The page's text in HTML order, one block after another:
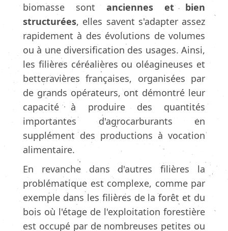
biomasse sont anciennes et bien
structurées, elles savent s'adapter assez
rapidement à des évolutions de volumes
ou à une diversification des usages. Ainsi,
les filières céréalières ou oléagineuses et
betteravières françaises, organisées par
de grands opérateurs, ont démontré leur
capacité à produire des quantités
importantes d'agrocarburants en
supplément des productions à vocation
alimentaire.
En revanche dans d'autres filières la
problématique est complexe, comme par
exemple dans les filières de la forêt et du
bois où l'étage de l'exploitation forestière
est occupé par de nombreuses petites ou